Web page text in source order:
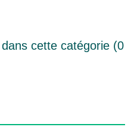
cette catégorie (0